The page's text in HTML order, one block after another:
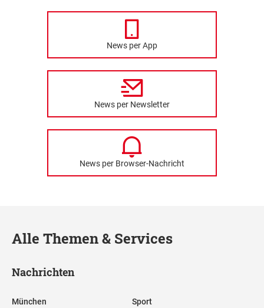
News per App
News per Newsletter
News per Browser-Nachricht
Alle Themen & Services
Nachrichten
München Sport